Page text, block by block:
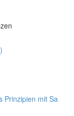
Prinzipien mit Sa